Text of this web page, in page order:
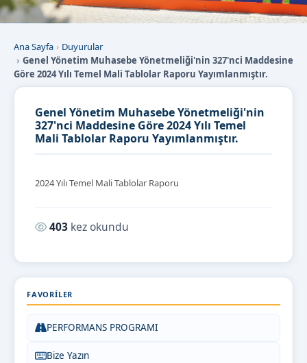
Ana Sayfa
Duyurular
Genel Yönetim Muhasebe Yönetmeliği'nin 327'nci Maddesine
Göre 2024 Yılı Temel Mali Tablolar Raporu Yayımlanmıştır.
Genel Yönetim Muhasebe Yönetmeliği'nin
327'nci Maddesine Göre 2024 Yılı Temel
Mali Tablolar Raporu Yayımlanmıştır.
2024 Yılı Temel Mali Tablolar Raporu
Okunma sayısı:
403 kez okundu
FAVORILER
PERFORMANS PROGRAMI
Bize Yazın